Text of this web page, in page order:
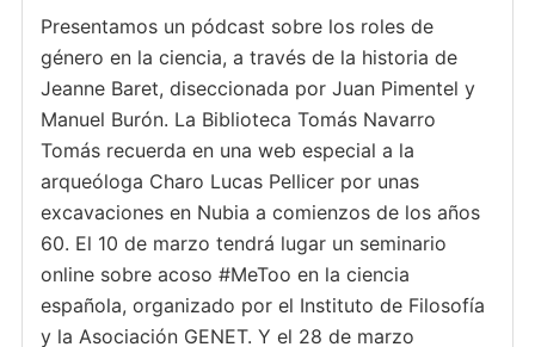
Presentamos un pódcast sobre los roles de
género en la ciencia, a través de la historia de
Jeanne Baret, diseccionada por Juan Pimentel y
Manuel Burón. La Biblioteca Tomás Navarro
Tomás recuerda en una web especial a la
arqueóloga Charo Lucas Pellicer por unas
excavaciones en Nubia a comienzos de los años
60. El 10 de marzo tendrá lugar un seminario
online sobre acoso #MeToo en la ciencia
española, organizado por el Instituto de Filosofía
y la Asociación GENET. Y el 28 de marzo